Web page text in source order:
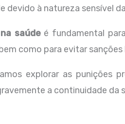
devido à natureza sensível
na saúdeé fundamental
como para evitar sanções
explorar as punições
a continuidade da